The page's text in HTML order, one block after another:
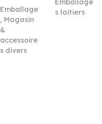
Emballage
, Magasin
&
accessoire
s divers
s laitiers